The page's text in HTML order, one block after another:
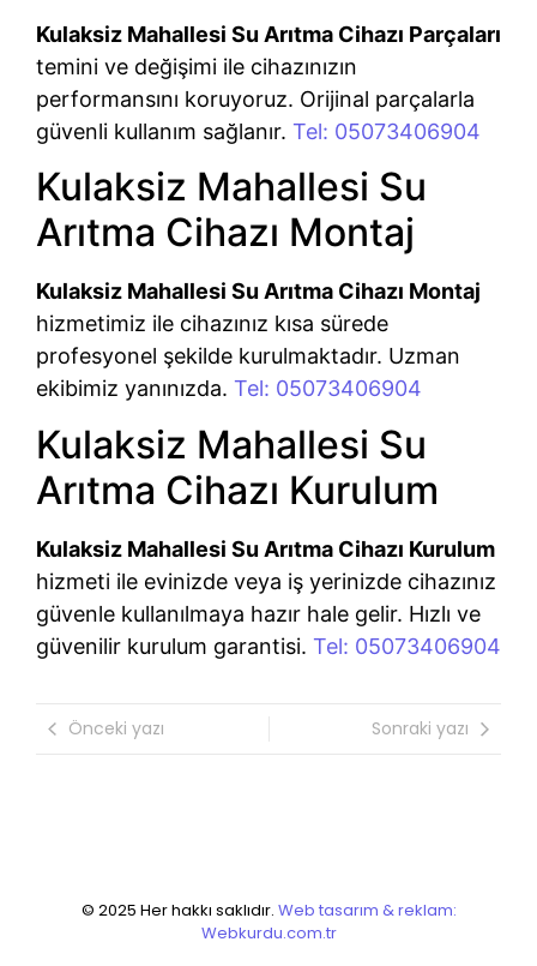
Kulaksiz Mahallesi Su Arıtma Cihazı Parçaları
temini ve değişimi ile cihazınızın
performansını koruyoruz. Orijinal parçalarla
güvenli kullanım sağlanır. Tel: 05073406904
Kulaksiz Mahallesi Su
Arıtma Cihazı Montaj
Kulaksiz Mahallesi Su Arıtma Cihazı Montaj
hizmetimiz ile cihazınız kısa sürede
profesyonel şekilde kurulmaktadır. Uzman
ekibimiz yanınızda. Tel: 05073406904
Kulaksiz Mahallesi Su
Arıtma Cihazı Kurulum
Kulaksiz Mahallesi Su Arıtma Cihazı Kurulum
hizmeti ile evinizde veya iş yerinizde cihazınız
güvenle kullanılmaya hazır hale gelir. Hızlı ve
güvenilir kurulum garantisi. Tel: 05073406904
Önceki yazı Sonraki yazı
© 2025 Her hakkı saklıdır. Web tasarım & reklam:
Webkurdu.com.tr